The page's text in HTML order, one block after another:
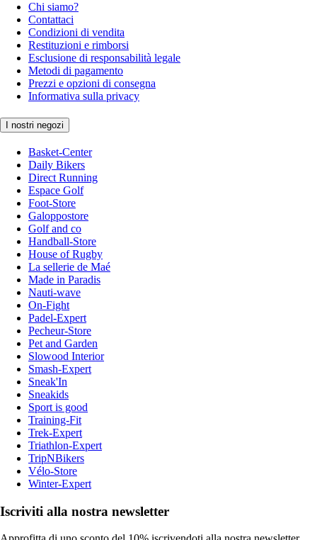
Chi siamo?
Contattaci
Condizioni di vendita
Restituzioni e rimborsi
Esclusione di responsabilità legale
Metodi di pagamento
Prezzi e opzioni di consegna
Informativa sulla privacy
I nostri negozi
Basket-Center
Daily Bikers
Direct Running
Espace Golf
Foot-Store
Galoppostore
Golf and co
Handball-Store
House of Rugby
La sellerie de Maé
Made in Paradis
Nauti-wave
On-Fight
Padel-Expert
Pecheur-Store
Pet and Garden
Slowood Interior
Smash-Expert
Sneak'In
Sneakids
Sport is good
Training-Fit
Trek-Expert
Triathlon-Expert
TripNBikers
Vélo-Store
Winter-Expert
Iscriviti alla nostra newsletter